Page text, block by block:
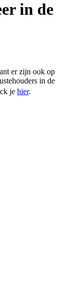
in de
er zijn ook op
in de
je hier.